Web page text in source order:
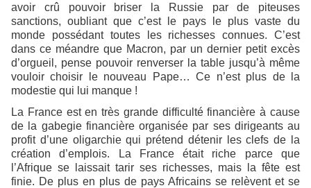
avoir crû pouvoir briser la Russie par de piteuses
sanctions, oubliant que c’est le pays le plus vaste du
monde possédant toutes les richesses connues. C’est
dans ce méandre que Macron, par un dernier petit excès
d’orgueil, pense pouvoir renverser la table jusqu’à même
vouloir choisir le nouveau Pape… Ce n’est plus de la
modestie qui lui manque !
La France est en très grande difficulté financière à cause
de la gabegie financière organisée par ses dirigeants au
profit d’une oligarchie qui prétend détenir les clefs de la
création d’emplois. La France était riche parce que
l’Afrique se laissait tarir ses richesses, mais la fête est
finie. De plus en plus de pays Africains se relèvent et se